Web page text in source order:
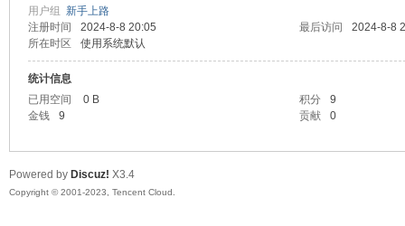
用户组 新手上路
注册时间
2024-8-8 20:05 最后访问
2024-8-8
所在时区
使用系统默认
统计信息
已用空间
0 B 积分
9
金钱
9 贡献 0
Powered by Discuz! X3.4
Copyright © 2001-2023, Tencent Cloud.